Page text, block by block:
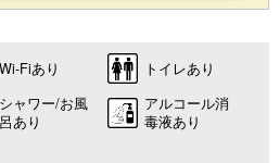
Wi-Fiあり トイレあり
シャワー/お風
呂あり
アルコール消
毒液あり